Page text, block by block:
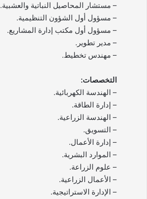
– مستشار المحاصيل النباتية والعشبية.
– مسؤول أول الشؤون التنظيمية.
– مسؤول أول مكتب إدارة المشاريع.
– مدير تطوير.
– مهندس تخطيط.
التخصصات:
– الهندسة الكهربائية.
– إدارة الطاقة.
– الهندسة الزراعية.
– التسويق.
– إدارة الأعمال.
– الموارد البشرية.
– علوم الزراعة.
– الأعمال الزراعية.
– الإدارة الاستراتيجية.